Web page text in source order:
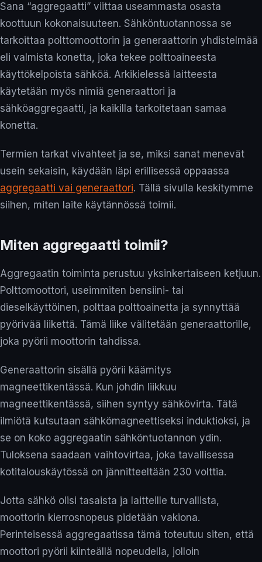
Sana “aggregaatti” viittaa useammasta osasta
koottuun kokonaisuuteen. Sähköntuotannossa se
tarkoittaa polttomoottorin ja generaattorin yhdistelmää
eli valmista konetta, joka tekee polttoaineesta
käyttökelpoista sähköä. Arkikielessä laitteesta
käytetään myös nimiä generaattori ja
sähköaggregaatti, ja kaikilla tarkoitetaan samaa
konetta.
Termien tarkat vivahteet ja se, miksi sanat menevät
usein sekaisin, käydään läpi erillisessä oppaassa
aggregaatti vai generaattori. Tällä sivulla keskitymme
siihen, miten laite käytännössä toimii.
Miten aggregaatti toimii?
Aggregaatin toiminta perustuu yksinkertaiseen ketjuun.
Polttomoottori, useimmiten bensiini- tai
dieselkäyttöinen, polttaa polttoainetta ja synnyttää
pyörivää liikettä. Tämä liike välitetään generaattorille,
joka pyörii moottorin tahdissa.
Generaattorin sisällä pyörii käämitys
magneettikentässä. Kun johdin liikkuu
magneettikentässä, siihen syntyy sähkövirta. Tätä
ilmiötä kutsutaan sähkömagneettiseksi induktioksi, ja
se on koko aggregaatin sähköntuotannon ydin.
Tuloksena saadaan vaihtovirtaa, joka tavallisessa
kotitalouskäytössä on jännitteeltään 230 volttia.
Jotta sähkö olisi tasaista ja laitteille turvallista,
moottorin kierrosnopeus pidetään vakiona.
Perinteisessä aggregaatissa tämä toteutuu siten, että
moottori pyörii kiinteällä nopeudella, jolloin